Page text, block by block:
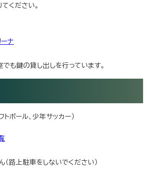
ください。
ナ
も鍵の貸し出しを行っています。
トボール、少年サッカー）
（路上駐車をしないでください）